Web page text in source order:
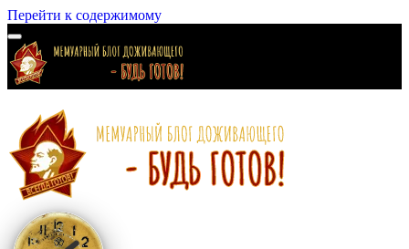
Перейти к содержимому